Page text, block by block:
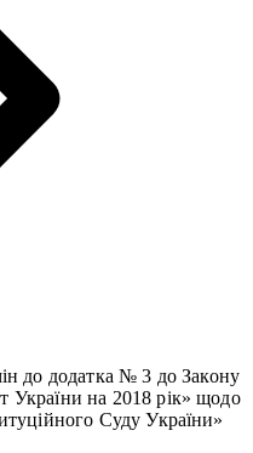
до додатка № 3 до Закону
на 2018 рік» щодо
Суду України»